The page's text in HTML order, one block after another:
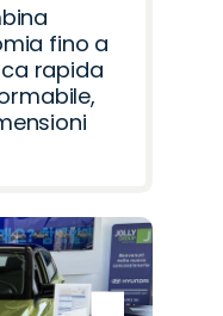
fino a
rapida